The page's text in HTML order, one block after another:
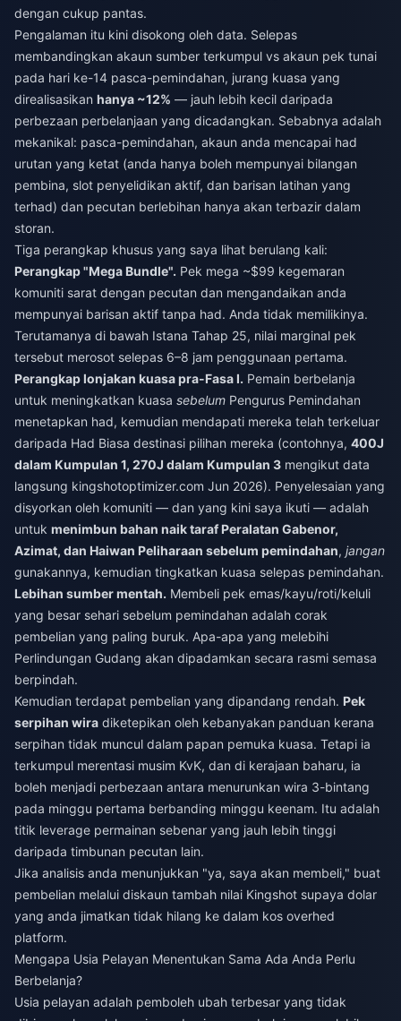
dengan cukup pantas.
Pengalaman itu kini disokong oleh data. Selepas
membandingkan akaun sumber terkumpul vs akaun pek tunai
pada hari ke-14 pasca-pemindahan, jurang kuasa yang
direalisasikan hanya ~12% — jauh lebih kecil daripada
perbezaan perbelanjaan yang dicadangkan. Sebabnya adalah
mekanikal: pasca-pemindahan, akaun anda mencapai had
urutan yang ketat (anda hanya boleh mempunyai bilangan
pembina, slot penyelidikan aktif, dan barisan latihan yang
terhad) dan pecutan berlebihan hanya akan terbazir dalam
storan.
Tiga perangkap khusus yang saya lihat berulang kali:
Perangkap "Mega Bundle". Pek mega ~$99 kegemaran
komuniti sarat dengan pecutan dan mengandaikan anda
mempunyai barisan aktif tanpa had. Anda tidak memilikinya.
Terutamanya di bawah Istana Tahap 25, nilai marginal pek
tersebut merosot selepas 6–8 jam penggunaan pertama.
Perangkap lonjakan kuasa pra-Fasa I. Pemain berbelanja
untuk meningkatkan kuasa sebelum Pengurus Pemindahan
menetapkan had, kemudian mendapati mereka telah terkeluar
daripada Had Biasa destinasi pilihan mereka (contohnya, 400J
dalam Kumpulan 1, 270J dalam Kumpulan 3 mengikut data
langsung kingshotoptimizer.com Jun 2026). Penyelesaian yang
disyorkan oleh komuniti — dan yang kini saya ikuti — adalah
untuk menimbun bahan naik taraf Peralatan Gabenor,
Azimat, dan Haiwan Peliharaan sebelum pemindahan, jangan
gunakannya, kemudian tingkatkan kuasa selepas pemindahan.
Lebihan sumber mentah. Membeli pek emas/kayu/roti/keluli
yang besar sehari sebelum pemindahan adalah corak
pembelian yang paling buruk. Apa-apa yang melebihi
Perlindungan Gudang akan dipadamkan secara rasmi semasa
berpindah.
Kemudian terdapat pembelian yang dipandang rendah. Pek
serpihan wira diketepikan oleh kebanyakan panduan kerana
serpihan tidak muncul dalam papan pemuka kuasa. Tetapi ia
terkumpul merentasi musim KvK, dan di kerajaan baharu, ia
boleh menjadi perbezaan antara menurunkan wira 3-bintang
pada minggu pertama berbanding minggu keenam. Itu adalah
titik leverage permainan sebenar yang jauh lebih tinggi
daripada timbunan pecutan lain.
Jika analisis anda menunjukkan "ya, saya akan membeli," buat
pembelian melalui diskaun tambah nilai Kingshot supaya dolar
yang anda jimatkan tidak hilang ke dalam kos overhed
platform.
Mengapa Usia Pelayan Menentukan Sama Ada Anda Perlu
Berbelanja?
Usia pelayan adalah pemboleh ubah terbesar yang tidak